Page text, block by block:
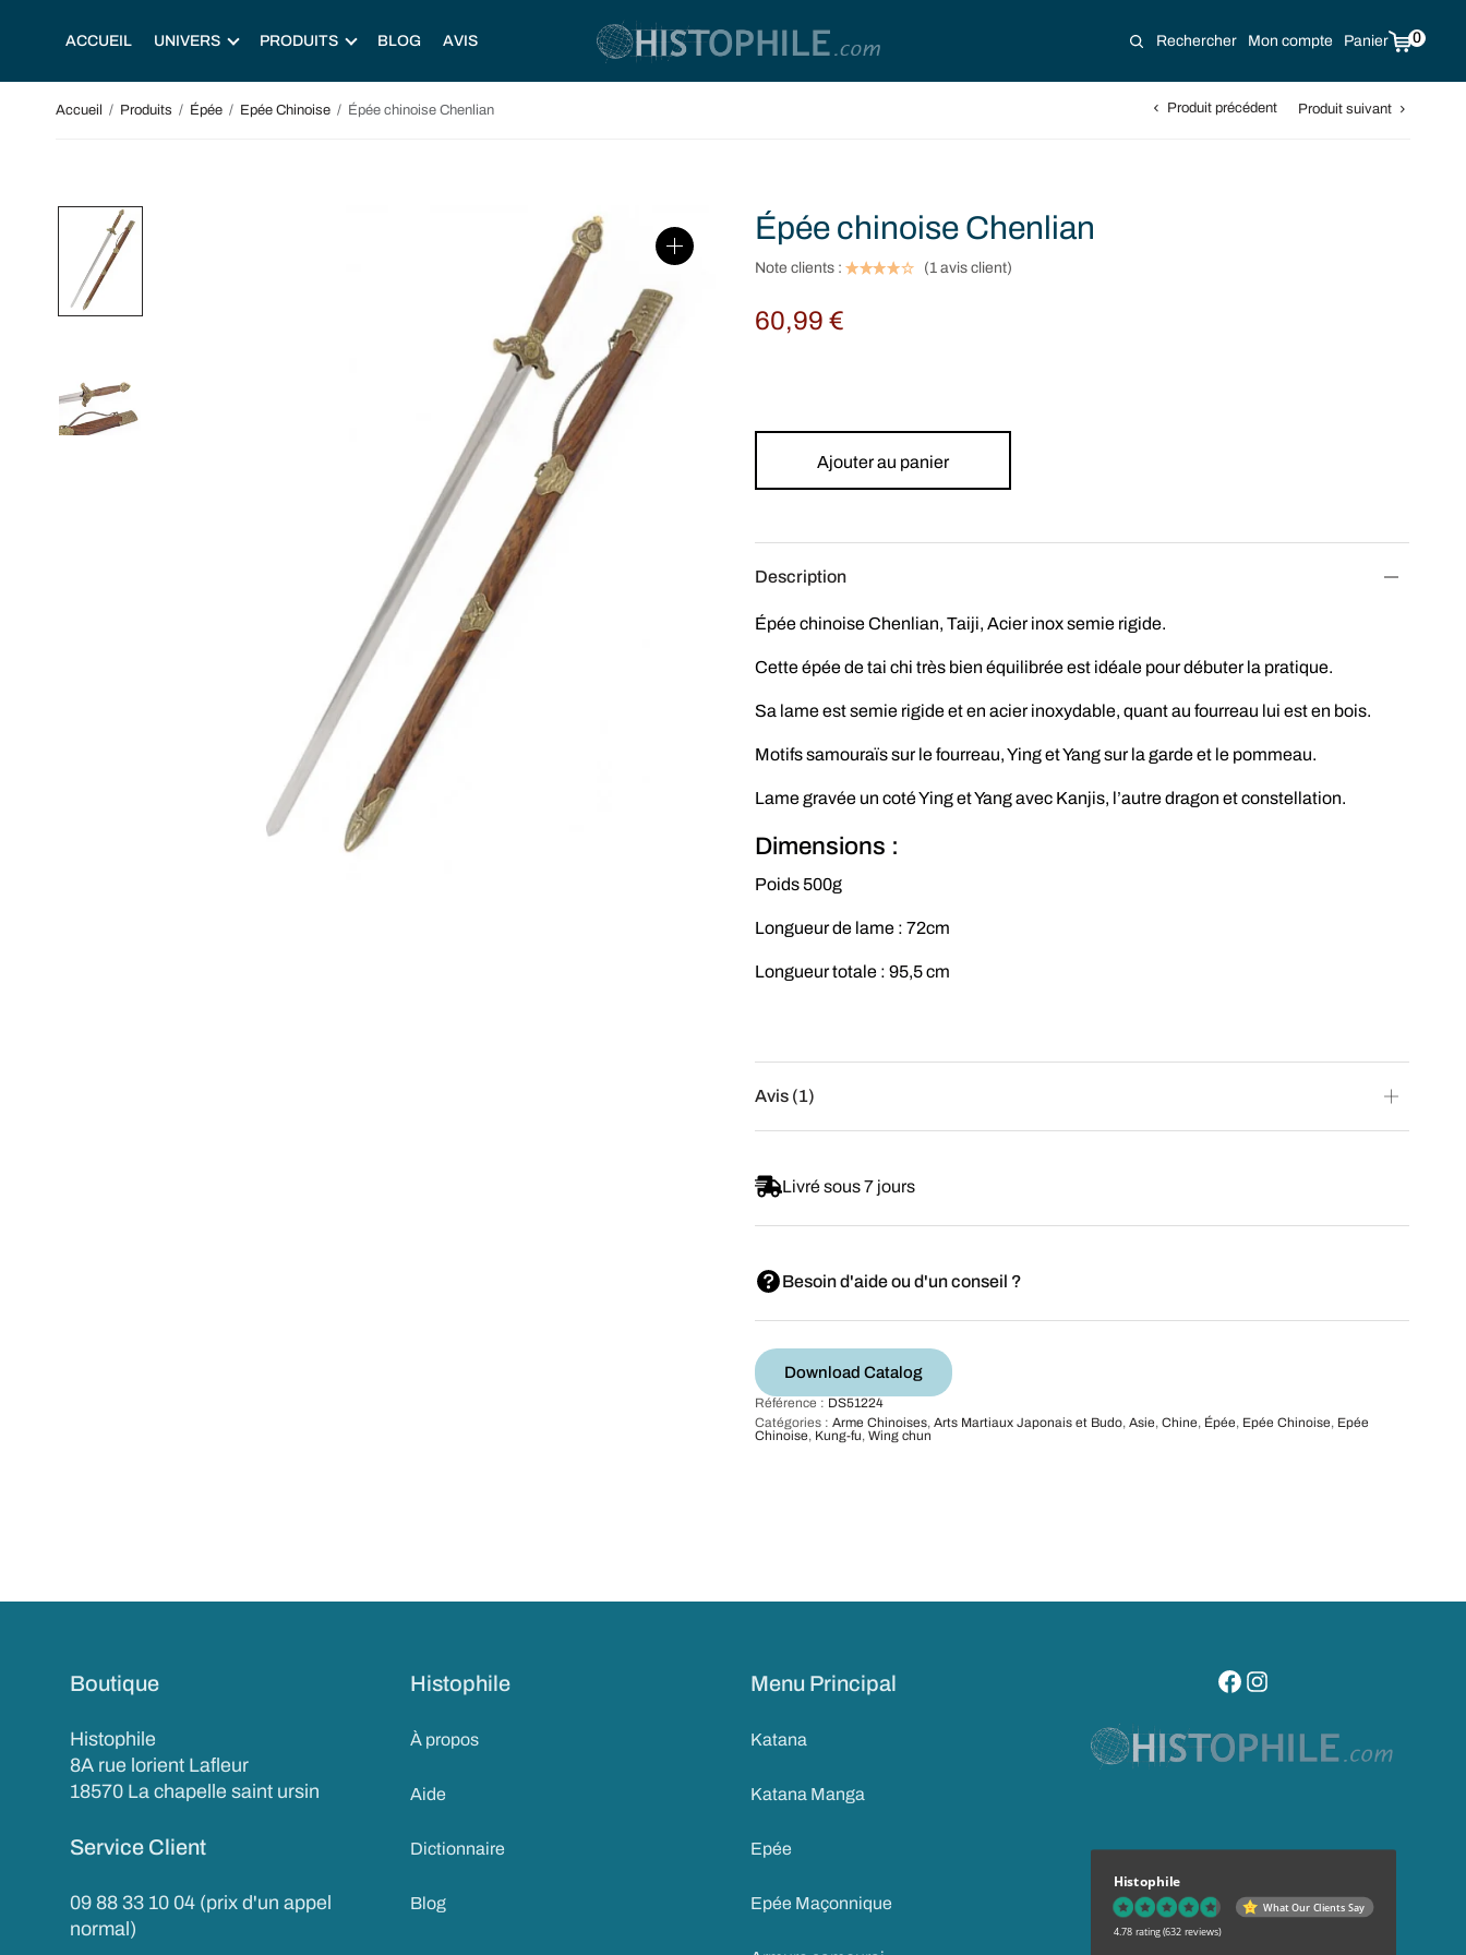
ACCUEIL UNIVERS PRODUITS BLOG AVIS Rechercher Mon compte Panier 0
Accueil / Produits / Épée / Epée Chinoise / Épée chinoise Chenlian Produit précédent Produit suivant
Épée chinoise Chenlian
Note clients : (1 avis client)
60,99€
Ajouter au panier
Description
Épée chinoise Chenlian, Taiji, Acier inox semie rigide.
Cette épée de tai chi très bien équilibrée est idéale pour débuter la pratique.
Sa lame est semie rigide et en acier inoxydable, quant au fourreau lui est en bois.
Motifs samouraïs sur le fourreau, Ying et Yang sur la garde et le pommeau.
Lame gravée un coté Ying et Yang avec Kanjis, l’autre dragon et constellation.
Dimensions :
Poids 500g
Longueur de lame : 72cm
Longueur totale : 95,5 cm
Avis (1)
Livré sous 7 jours
Besoin d'aide ou d'un conseil ?
Download Catalog
Référence : DS51224
Catégories : Arme Chinoises, Arts Martiaux Japonais et Budo, Asie, Chine, Épée, Epée Chinoise, Epée
Chinoise, Kung-fu, Wing chun
Boutique
Histophile
8A rue lorient Lafleur
18570 La chapelle saint ursin
Service Client
09 88 33 10 04 (prix d'un appel
normal)
Histophile
À propos
Aide
Dictionnaire
Blog
Menu Principal
Katana
Katana Manga
Epée
Epée Maçonnique
visitez notre page facebook
suivez notre compte
Histophile
What Our Clients Say
4.78 rating (632 reviews)